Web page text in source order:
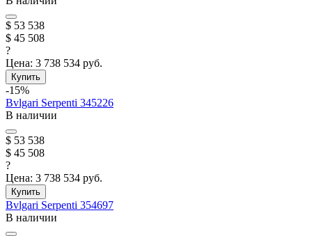
$ 53 538
$ 45 508
?
Цена: 3 738 534 руб.
Купить
-15%
Bvlgari Serpenti 345226
В наличии
$ 53 538
$ 45 508
?
Цена: 3 738 534 руб.
Купить
Bvlgari Serpenti 354697
В наличии